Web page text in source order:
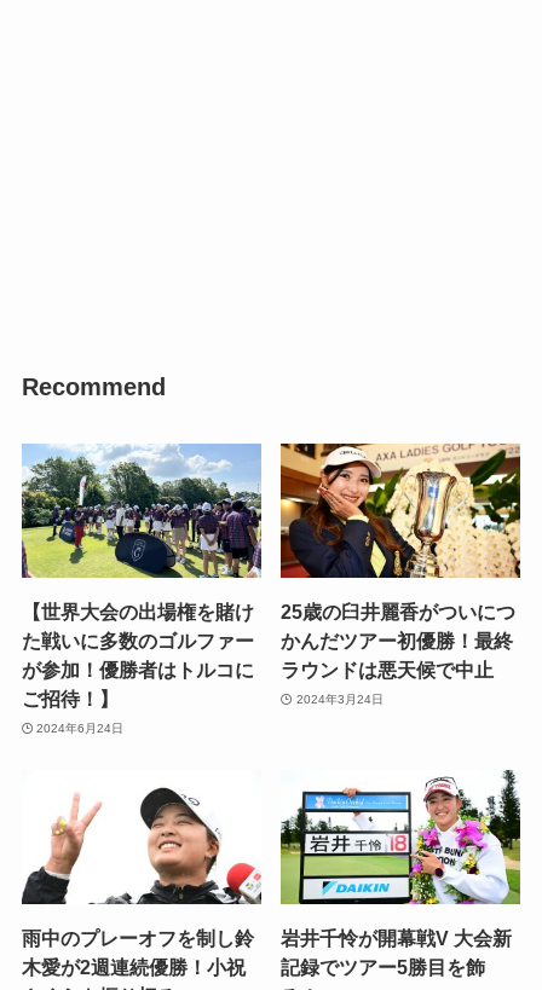
Recommend
【世界大会の出場権を賭け
た戦いに多数のゴルファー
が参加！優勝者はトルコに
ご招待！】
2024年6月24日
25歳の臼井麗香がついにつ
かんだツアー初優勝！最終
ラウンドは悪天候で中止
2024年3月24日
雨中のプレーオフを制し鈴
木愛が2週連続優勝！小祝
岩井千怜が開幕戦V 大会新
記録でツアー5勝目を飾